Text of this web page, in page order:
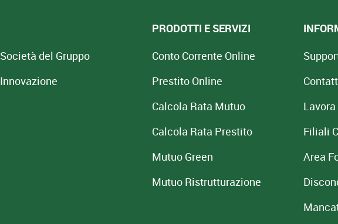
Società del Gruppo
Innovazione
PRODOTTI E SERVIZI
Conto Corrente Online
Prestito Online
Calcola Rata Mutuo
Calcola Rata Prestito
Mutuo Green
Mutuo Ristrutturazione
Filiali
Area